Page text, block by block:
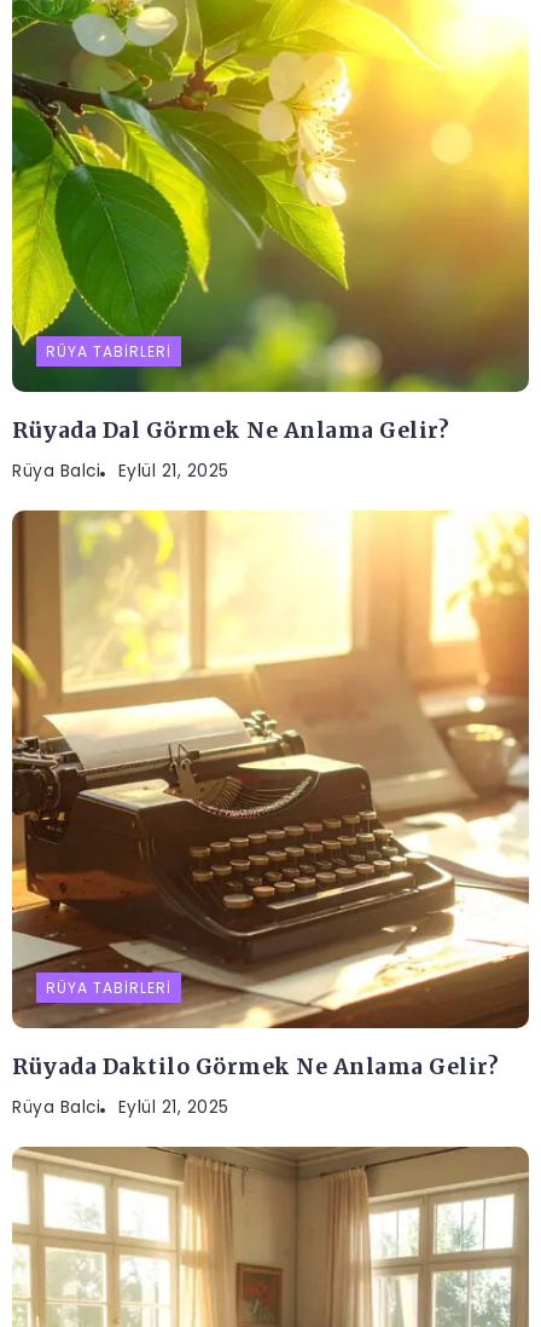
RÜYA TABIRLERI
Rüyada Dal Görmek Ne Anlama Gelir?
Rüya Balci Eylül 21, 2025
RÜYA TABIRLERI
Rüyada Daktilo Görmek Ne Anlama Gelir?
Rüya Balci Eylül 21, 2025